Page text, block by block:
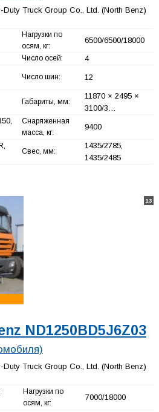
Duty Truck Group Co., Ltd. (North Benz)
Нагрузки по
осям, кг:
6500/6500/18000
Число осей: 4
Число шин: 12
Габариты, мм:
11870 × 2495 ×
3100/3…
Снаряженная
масса, кг:
9400
Свес, мм:
1435/2785,
1435/2485
13
ND1250BD5J6Z03
Duty Truck Group Co., Ltd. (North Benz)
Нагрузки по
осям, кг:
7000/18000